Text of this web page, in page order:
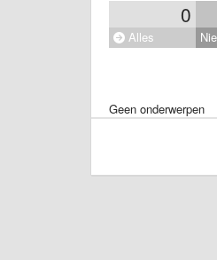
0
Alles
Geen onderwerpen